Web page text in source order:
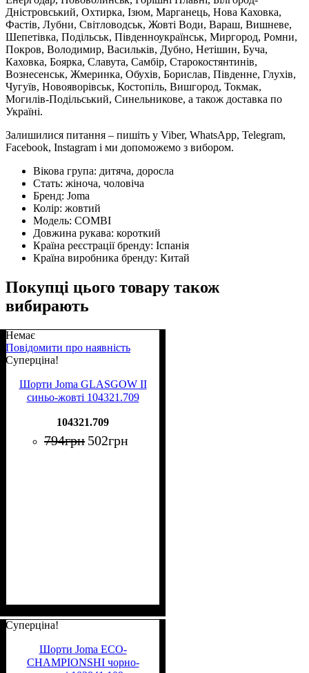
Дністровський, Охтирка, Ізюм, Марганець, Нова Каховка,
Фастів, Лубни, Світловодськ, Жовті Води, Вараш, Вишневе,
Шепетівка, Подільськ, Південноукраїнськ, Миргород, Ромни,
Покров, Володимир, Васильків, Дубно, Нетішин, Буча,
Каховка, Боярка, Славута, Самбір, Старокостянтинів,
Вознесенськ, Жмеринка, Обухів, Борислав, Південне, Глухів,
Чугуїв, Новояворівськ, Костопіль, Вишгород, Токмак,
Могилів-Подільський, Синельникове, а також доставка по
Україні.
Залишилися питання – пишіть у Viber, WhatsApp, Telegram,
Facebook, Instagram і ми допоможемо з вибором.
Вікова група: дитяча, доросла
Стать: жіноча, чоловіча
Бренд: Joma
Колір: жовтий
Модель: COMBI
Довжина рукава: короткий
Країна реєстрації бренду: Іспанія
Країна виробника бренду: Китай
Покупці цього товару також
вибирають
Немає
Повідомити про наявність
Суперціна!
Шорти Joma GLASGOW II
синьо-жовті 104321.709
104321.709
794грн 502грн
Суперціна!
Шорти Joma ECO-
CHAMPIONSHI чорно-